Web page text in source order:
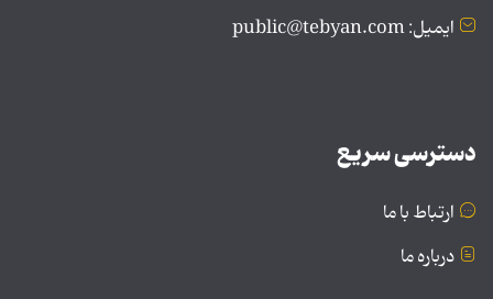
ایمیل: public@tebyan.com
دسترسی سریع
ارتباط با ما
درباره ما